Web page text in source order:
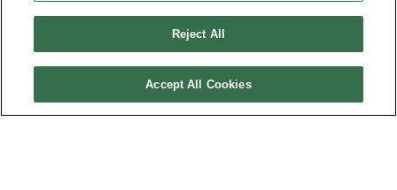
PLAN DU SITE
MENTIONS LÉGALES
Reject All
Accept All Cookies